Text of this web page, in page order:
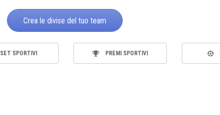
Crea le divise del tuo team
SET SPORTIVI PREMI SPORTIVI